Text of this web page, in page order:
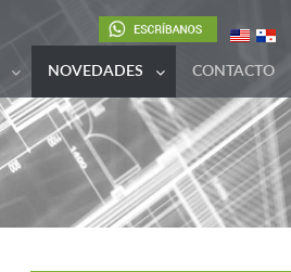
NOVEDADES CONTACTO